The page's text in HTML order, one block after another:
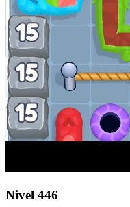
Nivel 446